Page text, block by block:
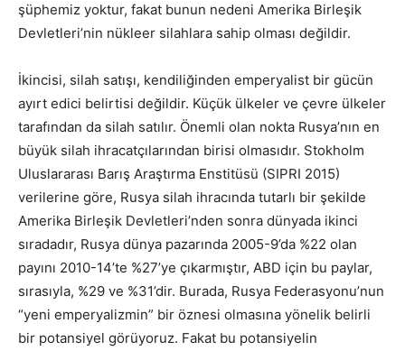
şüphemiz yoktur, fakat bunun nedeni Amerika Birleşik
Devletleri’nin nükleer silahlara sahip olması değildir.
İkincisi, silah satışı, kendiliğinden emperyalist bir gücün
ayırt edici belirtisi değildir. Küçük ülkeler ve çevre ülkeler
tarafından da silah satılır. Önemli olan nokta Rusya’nın en
büyük silah ihracatçılarından birisi olmasıdır. Stokholm
Uluslararası Barış Araştırma Enstitüsü (SIPRI 2015)
verilerine göre, Rusya silah ihracında tutarlı bir şekilde
Amerika Birleşik Devletleri’nden sonra dünyada ikinci
sıradadır, Rusya dünya pazarında 2005-9’da %22 olan
payını 2010-14’te %27’ye çıkarmıştır, ABD için bu paylar,
sırasıyla, %29 ve %31’dir. Burada, Rusya Federasyonu’nun
“yeni emperyalizmin” bir öznesi olmasına yönelik belirli
bir potansiyel görüyoruz. Fakat bu potansiyelin